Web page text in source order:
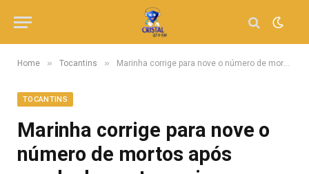
Home » Tocantins » Marinha corrige para nove o número de mortos após queda de ponte no rio Tocantins
TOCANTINS
Marinha corrige para nove o
número de mortos após